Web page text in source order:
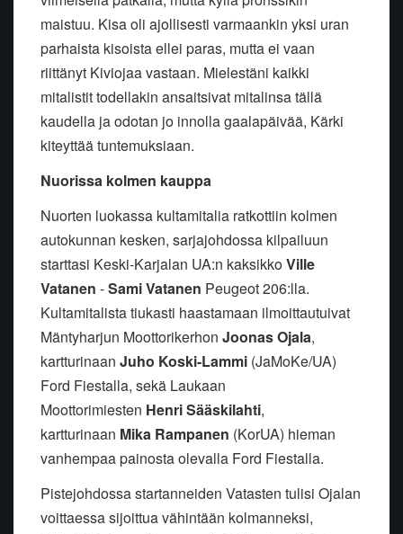
maistuu. Kisa oli ajollisesti varmaankin yksi uran
parhaista kisoista ellei paras, mutta ei vaan
riittänyt Kiviojaa vastaan. Mielestäni kaikki
mitalistit todellakin ansaitsivat mitalinsa tällä
kaudella ja odotan jo innolla gaalapäivää, Kärki
kiteyttää tuntemuksiaan.
Nuorissa kolmen kauppa
Nuorten luokassa kultamitalia ratkottiin kolmen
autokunnan kesken, sarjajohdossa kilpailuun
starttasi Keski-Karjalan UA:n kaksikkoVille
Vatanen -Sami Vatanen Peugeot 206:lla.
Kultamitalista tiukasti haastamaan ilmoittautuivat
Mäntyharjun Moottorikerhon Joonas Ojala,
kartturinaan Juho Koski-Lammi (JaMoKe/UA)
Ford Fiestalla, sekä Laukaan
Moottorimiesten Henri Sääskilahti,
kartturinaan Mika Rampanen (KorUA) hieman
vanhempaa painosta olevalla Ford Fiestalla.
Pistejohdossa startanneiden Vatasten tulisi Ojalan
voittaessa sijoittua vähintään kolmanneksi,